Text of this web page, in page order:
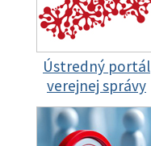
Ústredný portál
verejnej správy